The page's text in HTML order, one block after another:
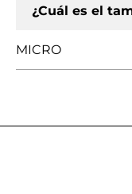
¿Cuál es el
MICRO